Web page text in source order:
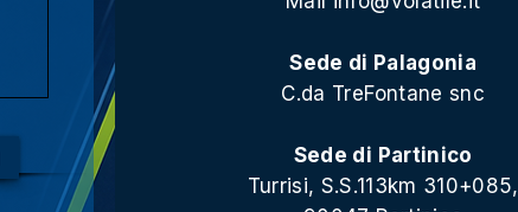
Sede di Palagonia
C.da TreFontane snc
Sede di Partinico
Turrisi, S.S.113km 310+085,